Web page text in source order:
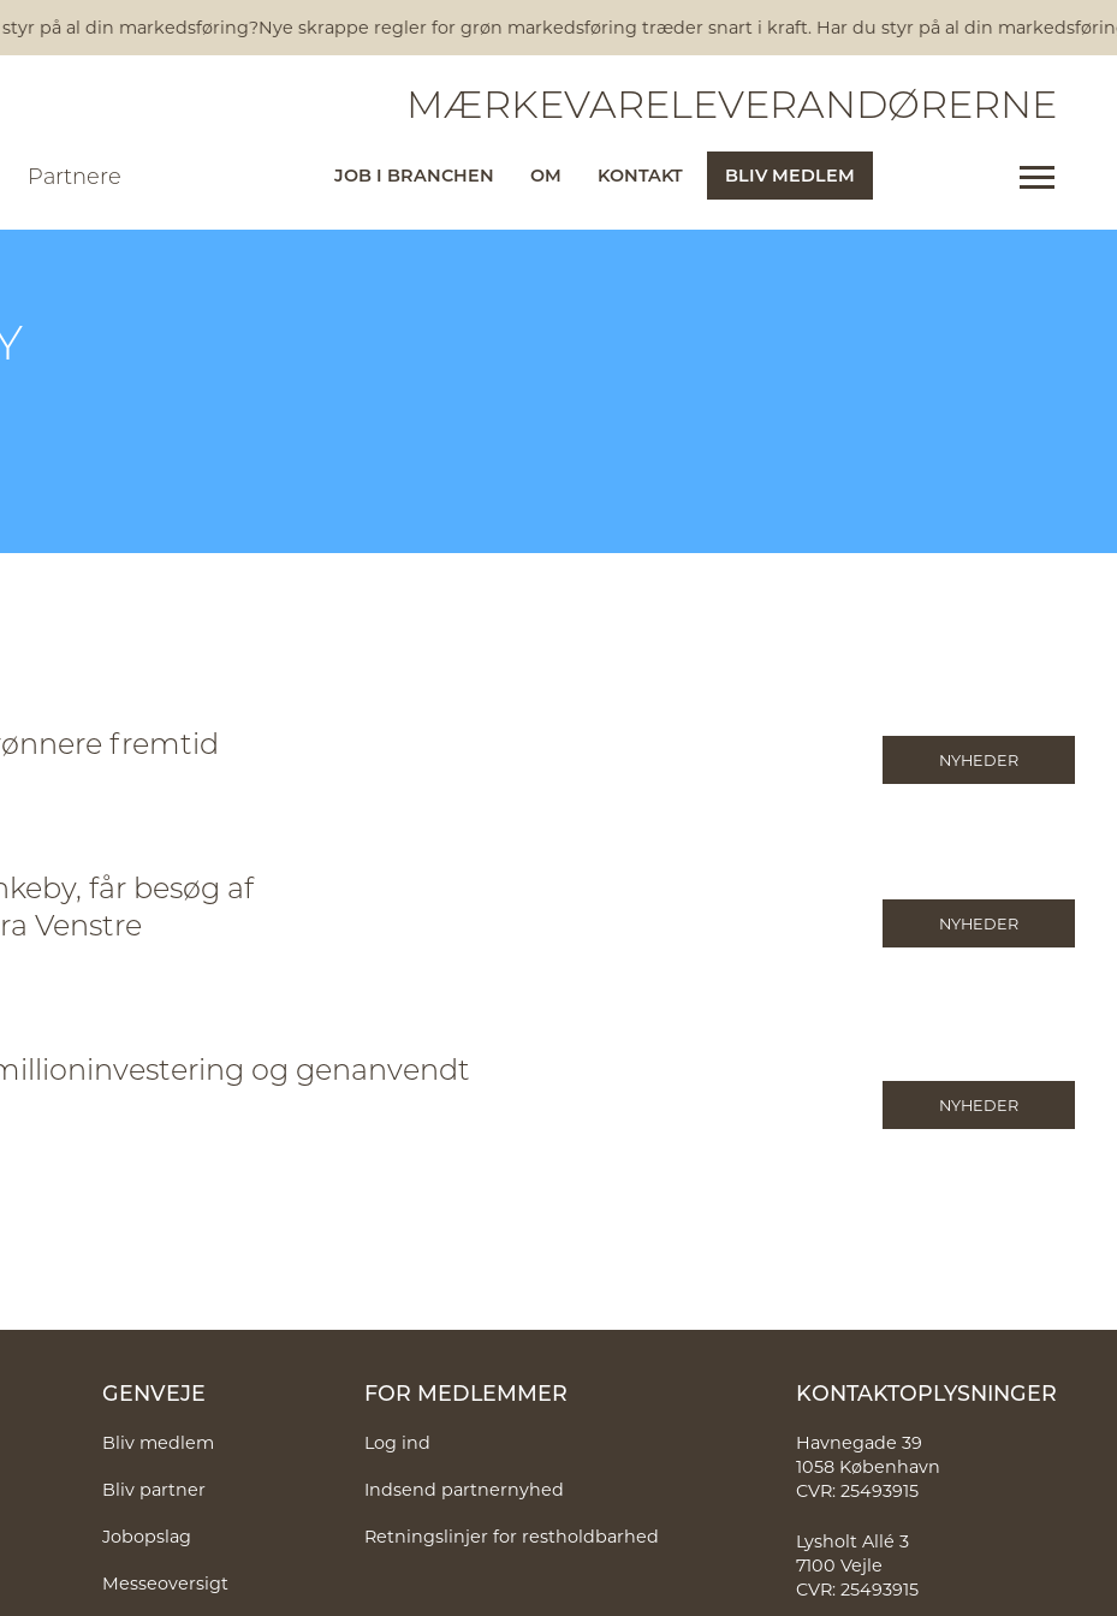
på al din markedsføring?Nye skrappe regler for grøn markedsføring træder snart i kraft. Har du styr på al din
MÆRKEVARELEVERANDØRERNE
Partnere JOB I BRANCHEN OM KONTAKT BLIV MEDLEM
fremtid NYHEDER
får besøg af
Venstre
NYHEDER
og genanvendt
NYHEDER
GENVEJE
Bliv medlem
Bliv partner
Jobopslag
Messeoversigt
FOR MEDLEMMER
Log ind
Indsend partnernyhed
Retningslinjer for restholdbarhed
KONTAKTOPLYSNINGER
Havnegade 39
1058 København
CVR: 25493915
Lysholt Allé 3
7100 Vejle
CVR: 25493915